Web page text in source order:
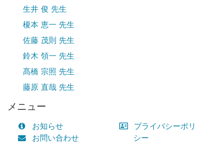
生井 俊 先生
榎本 恵一 先生
佐藤 茂則 先生
鈴木 領一 先生
髙橋 宗照 先生
藤原 直哉 先生
メニュー
お知らせ
お問い合わせ
プライバシーポリ
シー